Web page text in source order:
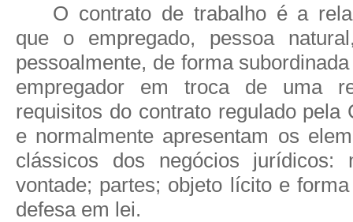
O contrato de trabalho é a
que o empregado, pessoa
pessoalmente, de forma
empregador em troca de uma
requisitos do contrato regulado pela
e normalmente apresentam os
clássicos dos negócios jurídicos:
vontade; partes; objeto lícito e
defesa em lei.